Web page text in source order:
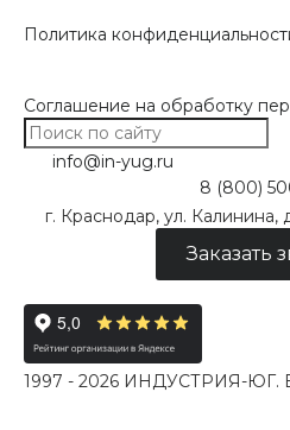
Политика
Соглашение на обработку
info@in-yug.ru
8 (800)
г. Краснодар, ул. Калинина,
Заказать
1997 - 2026 ИНДУСТРИЯ-ЮГ.